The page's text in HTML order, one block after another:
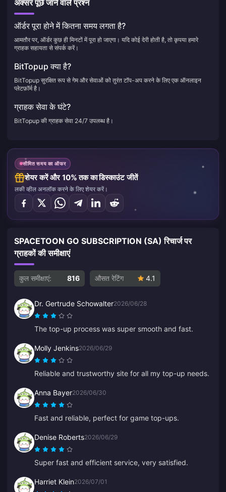
अक्सर पूछे जाने वाले प्रश्न
ऑर्डर पूरा होने में कितना समय लगता है?
आमतौर पर, ऑर्डर कुछ ही मिनटों में पूरा हो जाएगा। यदि कोई देरी होती है, तो कृपया हमारे
ग्राहक सहायता से संपर्क करें।
BitTopup क्या है?
BitTopup सुरक्षित रूप से गेम और सेवाओं को तुरंत टॉप-अप करने के लिए एक ऑनलाइन
प्लेटफ़ॉर्म है।
ग्राहक सेवा के घंटे?
BitTopup की ग्राहक सेवा 24/7 उपलब्ध है।
सीमित समय का ऑफर
शेयर करें और 10% तक का डिस्काउंट जीतें
लकी व्हील अनलॉक करने के लिए शेयर करें।
SPACETOON GO SUBSCRIPTION (SA) रिचार्ज पर
ग्राहकों की समीक्षाएं
कुल समीक्षाएं: 816 औसत रेटिंग 4.1
Dr. Gertrude Schowalter2026/06/28
The top-up process was super smooth and fast.
Molly Jenkins2026/06/29
Reliable and trustworthy site for all my top-up needs.
Anna Bayer2026/06/30
Fast and reliable, perfect for game top-ups.
Denise Roberts2026/06/29
Super fast and efficient service, very satisfied.
Harriet Klein2026/07/01